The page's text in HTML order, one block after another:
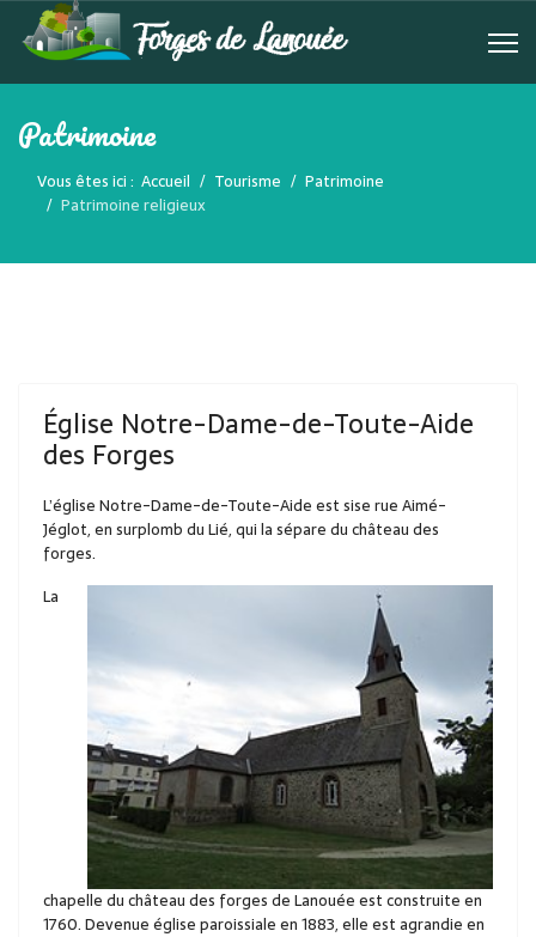
Patrimoine
Vous êtes ici : Accueil Tourisme
Patrimoine
Patrimoine religieux
Église Notre-Dame-de-Toute-Aide
des Forges
L’église Notre-Dame-de-Toute-Aide est sise rue Aimé-
Jéglot, en surplomb du Lié, qui la sépare du château des
forges.
La
chapelle du château des forges de Lanouée est construite en
1760. Devenue église paroissiale en 1883, elle est agrandie en